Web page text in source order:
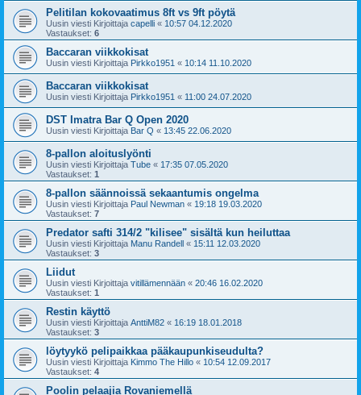
Pelitilan kokovaatimus 8ft vs 9ft pöytä
Uusin viesti Kirjoittaja capelli « 10:57 04.12.2020
Vastaukset: 6
Baccaran viikkokisat
Uusin viesti Kirjoittaja Pirkko1951 « 10:14 11.10.2020
Baccaran viikkokisat
Uusin viesti Kirjoittaja Pirkko1951 « 11:00 24.07.2020
DST Imatra Bar Q Open 2020
Uusin viesti Kirjoittaja Bar Q « 13:45 22.06.2020
8-pallon aloituslyönti
Uusin viesti Kirjoittaja Tube « 17:35 07.05.2020
Vastaukset: 1
8-pallon säännoissä sekaantumis ongelma
Uusin viesti Kirjoittaja Paul Newman « 19:18 19.03.2020
Vastaukset: 7
Predator safti 314/2 "kilisee" sisältä kun heiluttaa
Uusin viesti Kirjoittaja Manu Randell « 15:11 12.03.2020
Vastaukset: 3
Liidut
Uusin viesti Kirjoittaja vitillämennään « 20:46 16.02.2020
Vastaukset: 1
Restin käyttö
Uusin viesti Kirjoittaja AnttiM82 « 16:19 18.01.2018
Vastaukset: 3
löytyykö pelipaikkaa pääkaupunkiseudulta?
Uusin viesti Kirjoittaja Kimmo The Hillo « 10:54 12.09.2017
Vastaukset: 4
Poolin pelaajia Rovaniemellä